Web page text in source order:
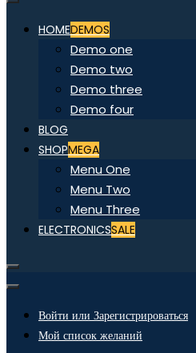
HOMEDEMOS
Demo one
Demo two
Demo three
Demo four
BLOG
SHOPMEGA
Menu One
Menu Two
Menu Three
ELECTRONICSSALE
Войти или Зарегистрироваться
Мой список желаний